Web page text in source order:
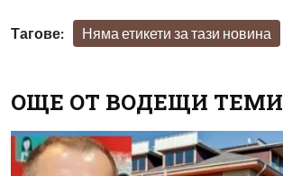
Тагове: Няма етикети за тази новина
ОЩЕ ОТ ВОДЕЩИ ТЕМИ